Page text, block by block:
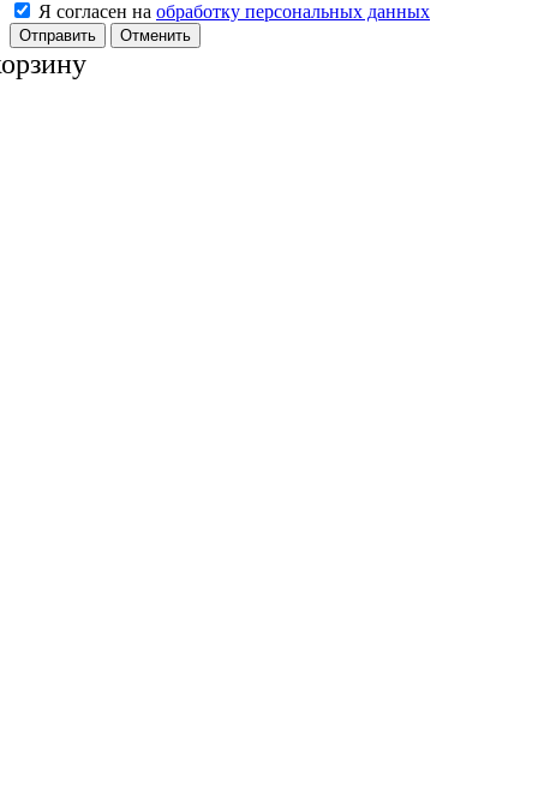
Я согласен на обработку персональных данных
Отменить